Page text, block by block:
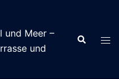
und Meer –
und
Suche